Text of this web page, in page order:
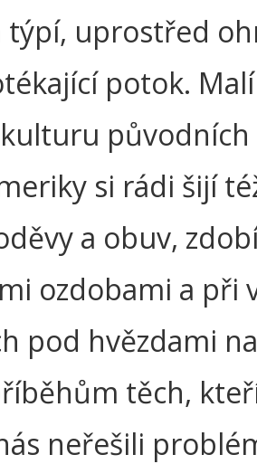
týpí, uprostřed
potok.
si rádi šijí
a obuv,
ozdobami a při
pod hvězdami
těch,
neřešili